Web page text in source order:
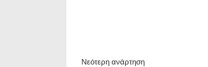
Νεότερη ανάρτηση